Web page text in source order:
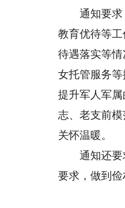
通知要求，
教育优待等
待遇落实等
女托管服务
提升军人军
志、老支前
关怀温暖。
通知还要求
要求，做到俭